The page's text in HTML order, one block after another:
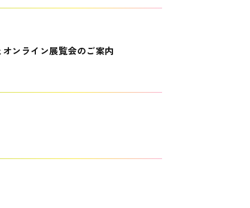
ンライン展覧会のご案内